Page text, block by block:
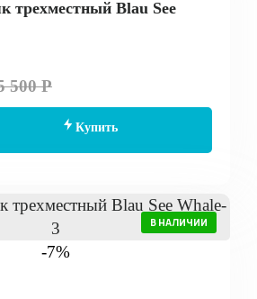
трехместный Blau See
500 Р
Купить
-7%
В НАЛИЧИИ